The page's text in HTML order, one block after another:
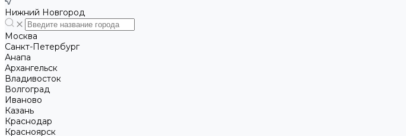
Нижний Новгород
Москва
Санкт-Петербург
Анапа
Архангельск
Владивосток
Волгоград
Иваново
Казань
Краснодар
Красноярск